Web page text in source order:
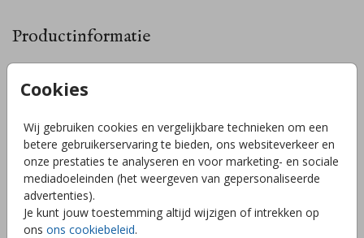
Cookies
Wij gebruiken cookies en vergelijkbare technieken om een
betere gebruikerservaring te bieden, ons websiteverkeer en
onze prestaties te analyseren en voor marketing- en sociale
mediadoeleinden (het weergeven van gepersonaliseerde
advertenties).
Je kunt jouw toestemming altijd wijzigen of intrekken op
ons ons cookiebeleid.
Productinformatie
Omschrijving
kleurrijke bloemetjes en vlinder, afgewerkt met
rosegoudfolie knopjes en goudffoliestipjes op de vleugels
van de vlinder. Zet de kleuren van de bloemetjes,
achtergrond en/of vlinder helemaal naar wens en smaak in
jouw favoriete kleuren. // NOELLE
Toon meer